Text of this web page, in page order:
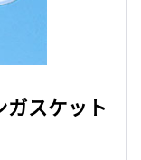
ガスケット